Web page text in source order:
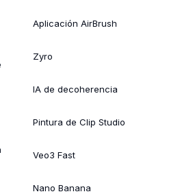
Aplicación AirBrush
Zyro
IA de decoherencia
Pintura de Clip Studio
Veo3 Fast
Nano Banana